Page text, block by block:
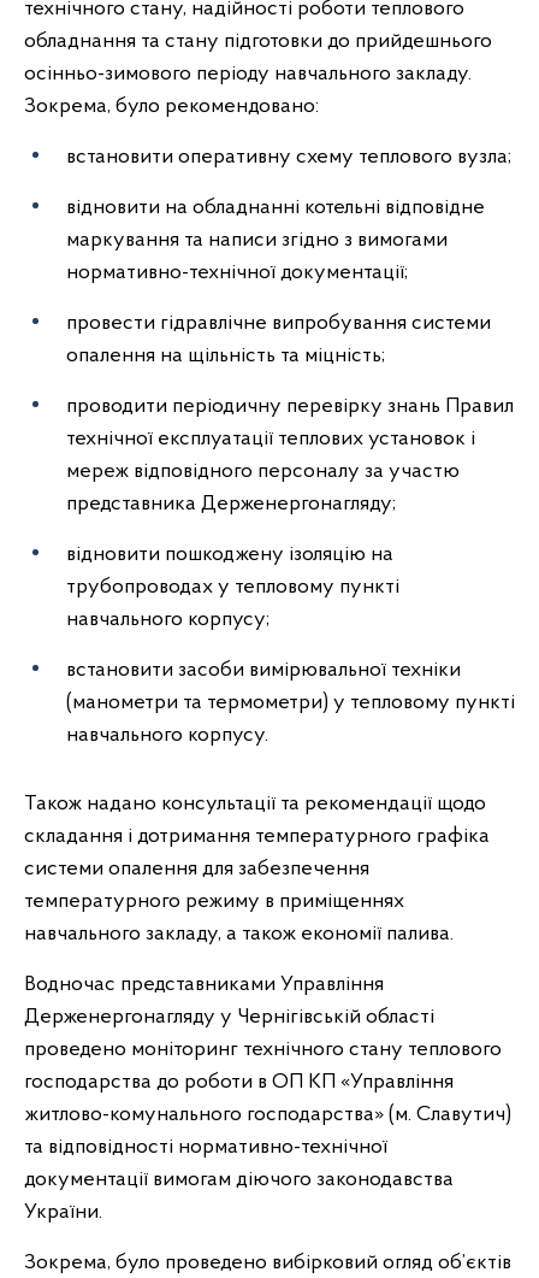
технічного стану, надійності роботи теплового
обладнання та стану підготовки до прийдешнього
осінньо-зимового періоду навчального закладу.
Зокрема, було рекомендовано:
встановити оперативну схему теплового вузла;
відновити на обладнанні котельні відповідне
маркування та написи згідно з вимогами
нормативно-технічної документації;
провести гідравлічне випробування системи
опалення на щільність та міцність;
проводити періодичну перевірку знань Правил
технічної експлуатації теплових установок і
мереж відповідного персоналу за участю
представника Держенергонагляду;
відновити пошкоджену ізоляцію на
трубопроводах у тепловому пункті
навчального корпусу;
встановити засоби вимірювальної техніки
(манометри та термометри) у тепловому пункті
навчального корпусу.
Також надано консультації та рекомендації щодо
складання і дотримання температурного графіка
системи опалення для забезпечення
температурного режиму в приміщеннях
навчального закладу, а також економії палива.
Водночас представниками Управління
Держенергонагляду у Чернігівській області
проведено моніторинг технічного стану теплового
господарства до роботи в ОП КП «Управління
житлово-комунального господарства» (м. Славутич)
та відповідності нормативно-технічної
документації вимогам діючого законодавства
України.
Зокрема, було проведено вибірковий огляд об’єктів